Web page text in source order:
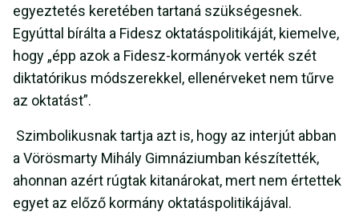
egyeztetés keretében tartaná szükségesnek.
Egyúttal bírálta a Fidesz oktatáspolitikáját, kiemelve,
hogy „épp azok a Fidesz-kormányok verték szét
diktatórikus módszerekkel, ellenérveket nem tűrve
az oktatást”.
Szimbolikusnak tartja azt is, hogy az interjút abban
a Vörösmarty Mihály Gimnáziumban készítették,
ahonnan azért rúgtak kitanárokat, mert nem értettek
egyet az előző kormány oktatáspolitikájával.